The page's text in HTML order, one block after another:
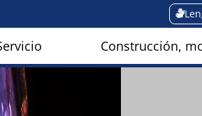
Construcción,